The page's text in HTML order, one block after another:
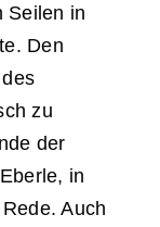
Seilen in
Den
zu
der
in
Auch